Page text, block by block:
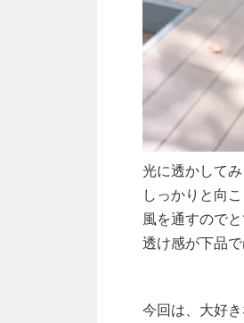
光に透かしてみ
しっかりと向
風を通すのでと
透け感が下品で
今回は、大好き